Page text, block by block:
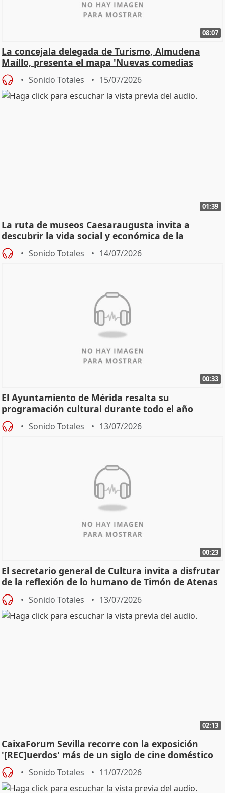
08:07
La concejala delegada de Turismo, Almudena
Maíllo, presenta el mapa 'Nuevas comedias
madrileñas'
Sonido Totales 15/07/2026
01:39
La ruta de museos Caesaraugusta invita a
descubrir la vida social y económica de la
Zaragoza ro
Sonido Totales 14/07/2026
00:33
El Ayuntamiento de Mérida resalta su
programación cultural durante todo el año
Sonido Totales 13/07/2026
00:23
El secretario general de Cultura invita a disfrutar
de la reflexión de lo humano de Timón de Atenas
Sonido Totales 13/07/2026
02:13
CaixaForum Sevilla recorre con la exposición
'[REC]uerdos' más de un siglo de cine doméstico
Sonido Totales 11/07/2026